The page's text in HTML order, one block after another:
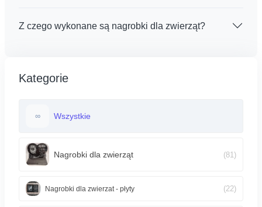
Z czego wykonane są nagrobki dla zwierząt?
Kategorie
∞ Wszystkie
Nagrobki dla zwierząt (81)
Nagrobki dla zwierzat - płyty (22)